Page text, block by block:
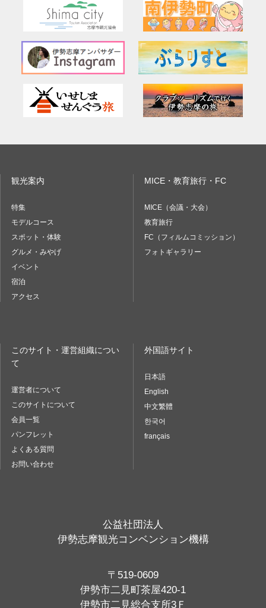
観光案内
特集
モデルコース
スポット・体験
グルメ・みやげ
イベント
宿泊
アクセス
MICE・教育旅行・FC
MICE（会議・大会）
教育旅行
FC（フィルムコミッション）
フォトギャラリー
このサイト・運営組織につい
て
運営者について
このサイトについて
会員一覧
パンフレット
よくある質問
お問い合わせ
外国語サイト
日本語
English
中文繁體
한국어
français
公益社団法人
伊勢志摩観光コンベンション機構
〒519-0609
伊勢市二見町茶屋420-1
伊勢市二見総合支所3Ｆ